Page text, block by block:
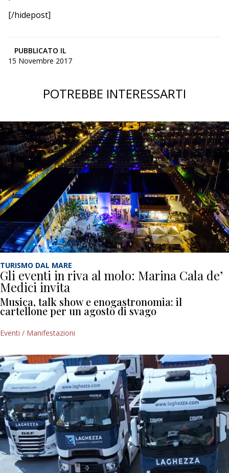
[/hidepost]
PUBBLICATO IL
15 Novembre 2017
POTREBBE INTERESSARTI
TURISMO DAL MARE
Gli eventi in riva al molo: Marina Cala de’
Medici invita
Musica, talk show e enogastronomia: il
cartellone per un agosto di svago
Eventi / Manifestazioni